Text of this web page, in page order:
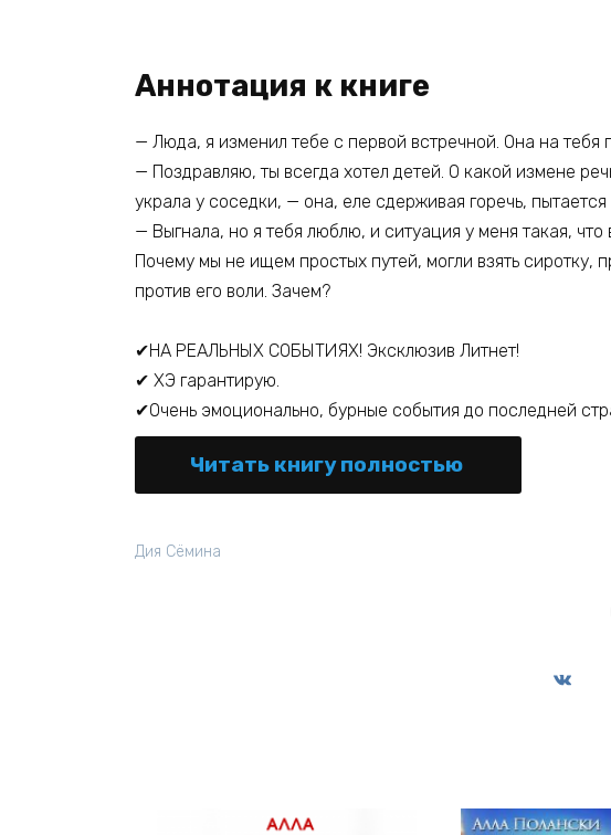
Аннотация к книге
— Люда, я изменил тебе с первой встречной. Она на
— Поздравляю, ты всегда хотел детей. О какой измене
украла у соседки, — она, еле сдерживая горечь, пытается
— Выгнала, но я тебя люблю, и ситуация у меня такая,
Почему мы не ищем простых путей, могли взять сиротку,
против его воли. Зачем?
✔НА РЕАЛЬНЫХ СОБЫТИЯХ! Эксклюзив Литнет!
✔ ХЭ гарантирую.
✔Очень эмоционально, бурные события до последней
Читать книгу полностью
Дия Сёмина